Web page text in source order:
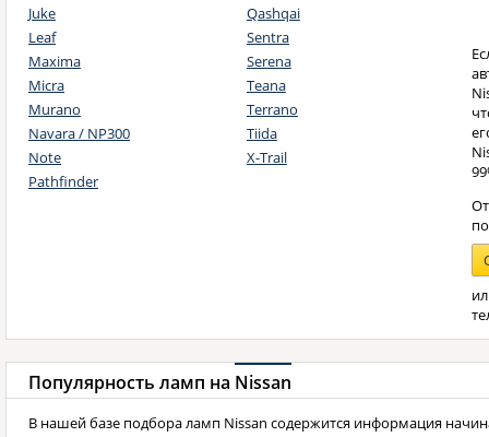
Juke
Leaf
Maxima
Micra
Murano
Navara / NP300
Note
Pathfinder
Qashqai
Sentra
Serena
Teana
Terrano
Tiida
X-Trail
Популярность ламп на Nissan
В нашей базе подбора ламп Nissan содержится информация